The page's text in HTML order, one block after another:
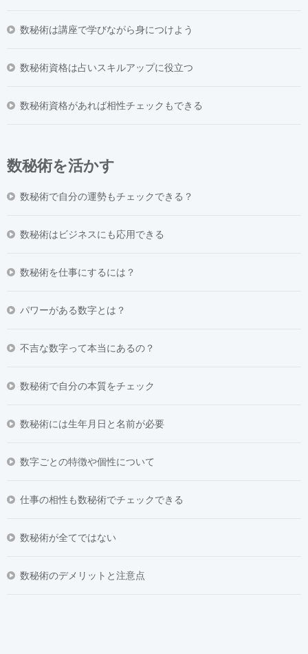
数秘術は講座で学びながら身につけよう
数秘術資格は占いスキルアップに役立つ
数秘術資格があれば相性チェックもできる
数秘術を活かす
数秘術で自分の運勢もチェックできる？
数秘術はビジネスにも応用できる
数秘術を仕事にするには？
パワーがある数字とは？
不吉な数字って本当にあるの？
数秘術で自分の本質をチェック
数秘術には生年月日と名前が必要
数字ごとの特徴や個性について
仕事の相性も数秘術でチェックできる
数秘術が全てではない
数秘術のデメリットと注意点